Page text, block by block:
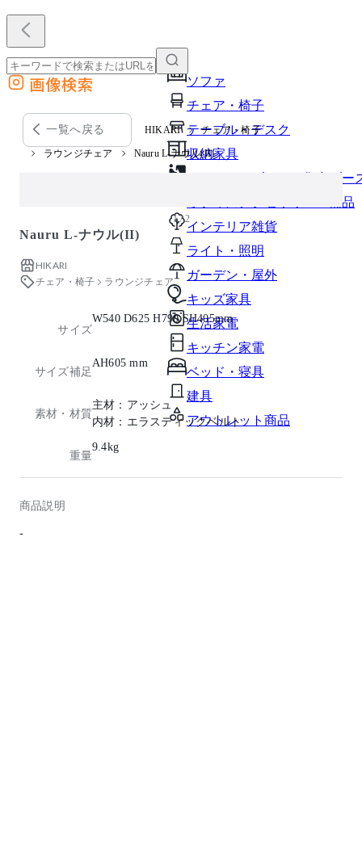
ソファ
チェア・椅子
テーブル・デスク
収納家具
パーソナルブース・集中ブー
オフィスアクセサリー・備品
インテリア雑貨
ライト・照明
ガーデン・屋外
キッズ家具
生活家電
キッチン家電
ベッド・寝具
建具
アウトレット商品
外部サイトの商品をカートに追加
他のサイトで見つけた商品ページのURLを貼り付けて、カートに追加できます
画像検索
一覧へ戻る HIKARI チェア・椅子
ラウンジチェア Nauru L-ナウル(II)
1 / 2
Nauru L-ナウル(II)
HIKARI
チェア・椅子
ラウンジチェア
サイズ
W540 D625 H790 SH405mm
サイズ補足
AH605 mm
素材・材質
主材：アッシュ
内材：エラスティックベルト
重量
9.4kg
商品説明
-